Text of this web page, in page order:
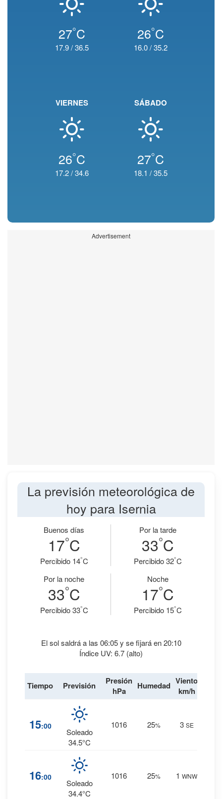
27°C
17.9/36.5
26°C
16.0/35.2
VIERNES
26°C
17.2/34.6
SÁBADO
27°C
18.1 /35.5
Advertisement
La previsión meteorológica de
hoy para Isernia
Buenos días
17°C
Percibido 14°C
Por la tarde
33°C
Percibido 32°C
Por la noche
33°C
Percibido 33°C
Noche
17°C
Percibido 15°C
El sol saldrá a las 06:05 y se fijará en 20:10
Índice UV: 6.7 (alto)
Tiempo Previsión
Presión
hPa
Humedad Viento
km/h
15:00
Soleado
34.5°C
1016 25% 3 SE
16:00
Soleado
34.4°C
1016 25% 1 WNW